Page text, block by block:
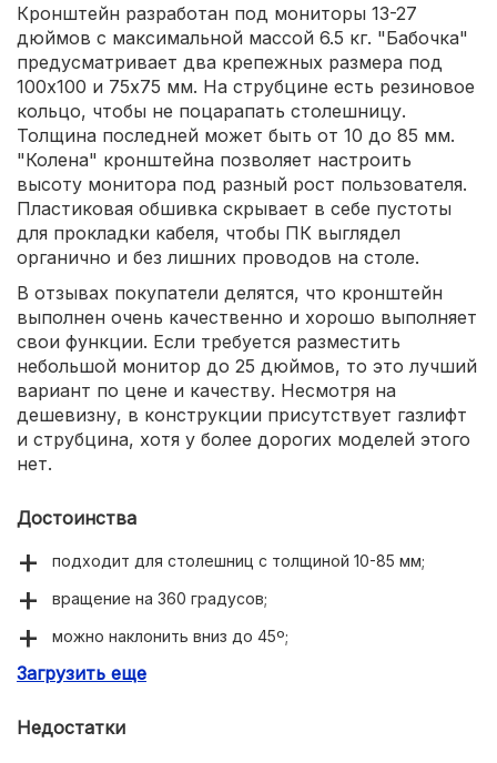
Кронштейн разработан под мониторы 13-27
дюймов с максимальной массой 6.5 кг. "Бабочка"
предусматривает два крепежных размера под
100х100 и 75х75 мм. На струбцине есть резиновое
кольцо, чтобы не поцарапать столешницу.
Толщина последней может быть от 10 до 85 мм.
"Колена" кронштейна позволяет настроить
высоту монитора под разный рост пользователя.
Пластиковая обшивка скрывает в себе пустоты
для прокладки кабеля, чтобы ПК выглядел
органично и без лишних проводов на столе.
В отзывах покупатели делятся, что кронштейн
выполнен очень качественно и хорошо выполняет
свои функции. Если требуется разместить
небольшой монитор до 25 дюймов, то это лучший
вариант по цене и качеству. Несмотря на
дешевизну, в конструкции присутствует газлифт
и струбцина, хотя у более дорогих моделей этого
нет.
Достоинства
подходит для столешниц с толщиной 10-85 мм;
вращение на 360 градусов;
можно наклонить вниз до 45º;
выполнен очень качественно.
Загрузить еще
Недостатки